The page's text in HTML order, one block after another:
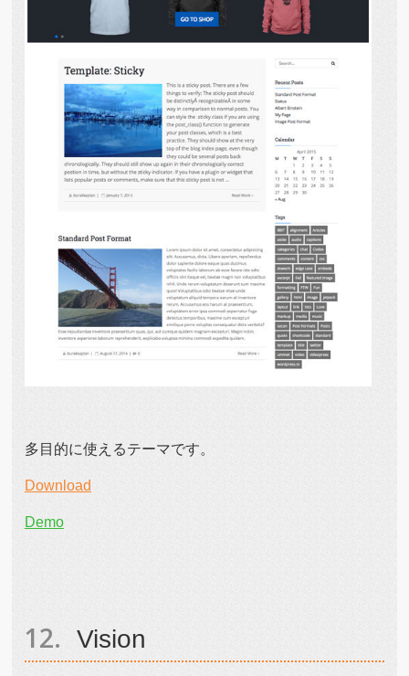
多目的に使えるテーマです。
Download
Demo
Vision